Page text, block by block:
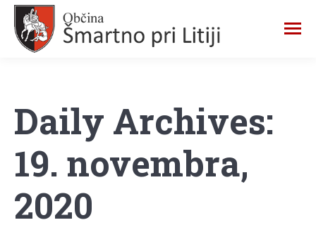
Daily Archives:
19. novembra,
2020